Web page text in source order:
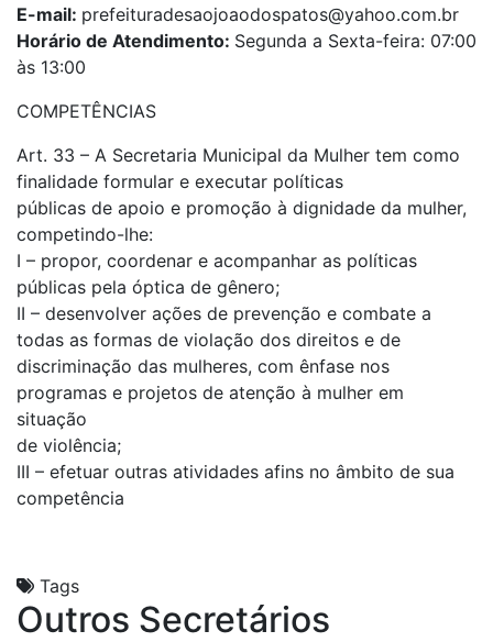
E-mail: prefeituradesaojoaodospatos@yahoo.com.br
Horário de Atendimento: Segunda a Sexta-feira: 07:00
às 13:00
COMPETÊNCIAS
Art. 33 – A Secretaria Municipal da Mulher tem como
finalidade formular e executar políticas
públicas de apoio e promoção à dignidade da mulher,
competindo-lhe:
I – propor, coordenar e acompanhar as políticas
públicas pela óptica de gênero;
II – desenvolver ações de prevenção e combate a
todas as formas de violação dos direitos e de
discriminação das mulheres, com ênfase nos
programas e projetos de atenção à mulher em
situação
de violência;
III – efetuar outras atividades afins no âmbito de sua
competência
Tags
Outros Secretários